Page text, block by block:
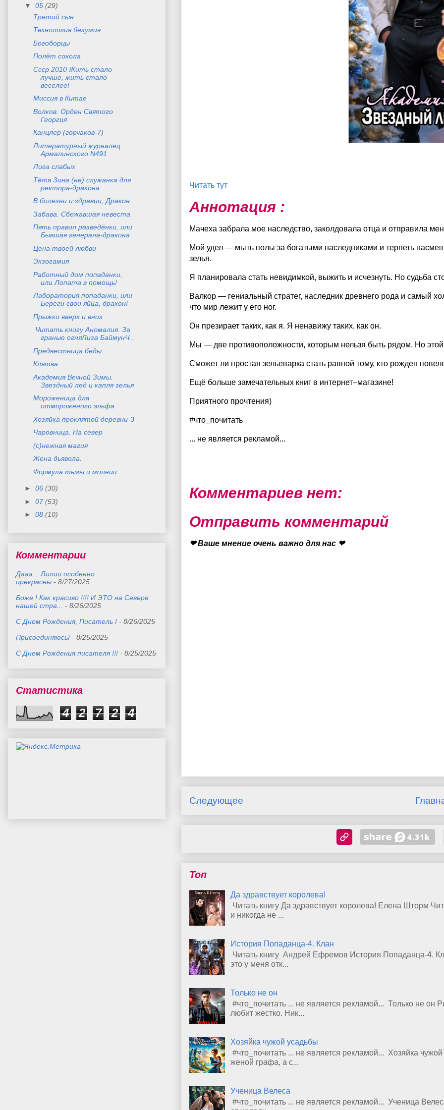
Читать тут
Аннотация :
Мачеха забрала мое наследство, заколдовала отца и отправила
Мой удел — мыть полы за богатыми наследниками и терпеть
зелья.
Я планировала стать невидимкой, выжить и исчезнуть. Но судьба
Валкор — гениальный стратег, наследник древнего рода и самый
что мир лежит у его ног.
Он презирает таких, как я. Я ненавижу таких, как он.
Мы — две противоположности, которым нельзя быть рядом. Но этой
Сможет ли простая зельеварка стать равной тому, кто рожден
Ещё больше замечательных книг в интернет–магазине!
Приятного прочтения)
#что_почитать
... не является рекламой...
Комментариев нет:
Отправить комментарий
❤ Ваше мнение очень важно для нас ❤
Следующее
Топ
Да здравствует королева!
Читать книгу Да здравствует королева! Елена Шторм
и никогда не ...
История Попаданца-4. Клан
Читать книгу Андрей Ефремов История Попаданца-4.
это у меня отк...
Только не он
#что_почитать ... не является рекламой... Только не
любит жестко. Ник...
Хозяйка чужой усадьбы
#что_почитать ... не является рекламой... Хозяйка
женой графа, а с...
Ученица Велеса
#что_почитать ... не является рекламой... Ученица
▼ 05 (29)
Третий сын
Технология безумия
Богоборцы
Полёт сокола
Ссср 2010 Жить стало
лучше, жить стало
веселее!
Миссия в Китае
Волков. Орден Святого
Георгия
Канцлер (горчаков-7)
Литературный журналец
Армалинского N491
Лига слабых
Тётя Зина (не) служанка для
ректора-дракона
В болезни и здравии, Дракон
Забава. Сбежавшая невеста
Пять правил разведёнки, или
Бывшая генерала-дракона
Цена твоей любви
Экзогамия
Работный дом попаданки,
или Лопата в помощь!
Лаборатория попаданки, или
Береги свои яйца, дракон!
Прыжки вверх и вниз
Читать книгу Аномалия. За
гранью огняЛиза БаймунЧ...
Предвестница беды
Клятва
Академия Вечной Зимы.
Звездный лед и капля зелья
Мороженица для
отмороженого эльфа
Хозяйка проклятой деревни-3
Чаровница. На север
(с)нежная магия
Жена дьявола.
Формула тьмы и молнии
► 06 (30)
► 07 (53)
► 08 (10)
Комментарии
Дааа... Лилии особенно
прекрасны - 8/27/2025
Боже ! Как красиво !!!! И ЭТО на Севере
нашей стра...
- 8/26/2025
С Днем Рождения, Писатель ! - 8/26/2025
Присоединяюсь! - 8/25/2025
С Днем Рождения писателя !!! - 8/25/2025
Статистика
4 2 7 2 4